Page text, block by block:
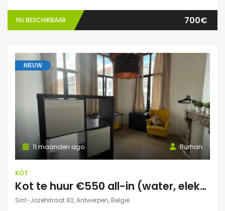
NU BESCHIKBAAR 700€
NIEUW
Burhan
11 maanden ago
KOT
Kot te huur €550 all-in (water, elektriciteit, wifi incl)
Sint-Jozefstraat 82, Antwerpen, België